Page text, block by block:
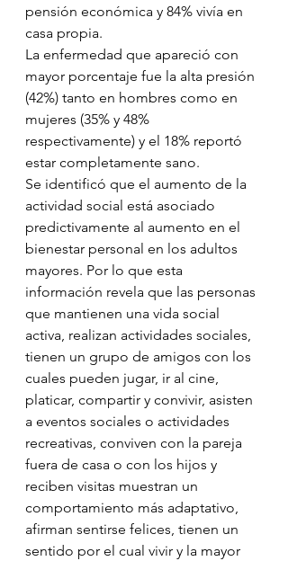
pensión económica y 84% vivía en
casa propia.
La enfermedad que apareció con
mayor porcentaje fue la alta presión
(42%) tanto en hombres como en
mujeres (35% y 48%
respectivamente) y el 18% reportó
estar completamente sano.
Se identificó que el aumento de la
actividad social está asociado
predictivamente al aumento en el
bienestar personal en los adultos
mayores. Por lo que esta
información revela que las personas
que mantienen una vida social
activa, realizan actividades sociales,
tienen un grupo de amigos con los
cuales pueden jugar, ir al cine,
platicar, compartir y convivir, asisten
a eventos sociales o actividades
recreativas, conviven con la pareja
fuera de casa o con los hijos y
reciben visitas muestran un
comportamiento más adaptativo,
afirman sentirse felices, tienen un
sentido por el cual vivir y la mayor